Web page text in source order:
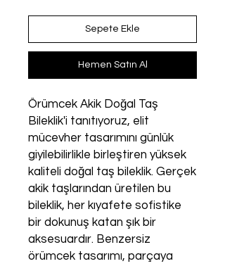
Sepete Ekle
Hemen Satın Al
Örümcek Akik Doğal Taş
Bileklik'i tanıtıyoruz, elit
mücevher tasarımını günlük
giyilebilirlikle birleştiren yüksek
kaliteli doğal taş bileklik. Gerçek
akik taşlarından üretilen bu
bileklik, her kıyafete sofistike
bir dokunuş katan şık bir
aksesuardır. Benzersiz
örümcek tasarımı, parçaya